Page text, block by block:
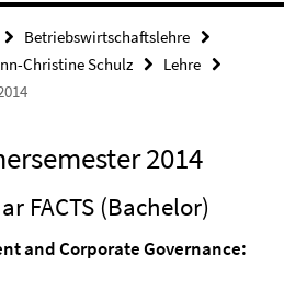
Betriebswirtschaftslehre
Christine Schulz
Lehre
2014
FACTS (Bachelor)
and Corporate Governance: